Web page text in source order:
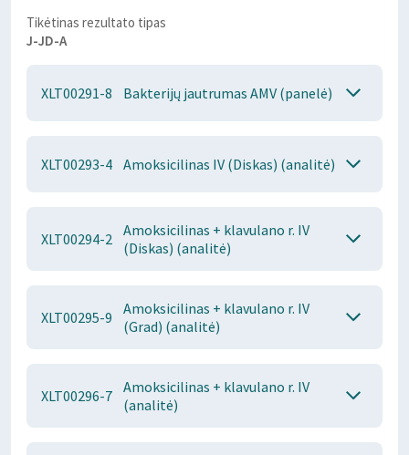
Tikėtinas rezultato tipas
J-JD-A
XLT00291-8 Bakterijų jautrumas AMV (panelė)
XLT00293-4 Amoksicilinas IV (Diskas) (analitė)
XLT00294-2 Amoksicilinas + klavulano r. IV
(Diskas) (analitė)
XLT00295-9
Amoksicilinas + klavulano r. IV
(Grad) (analitė)
XLT00296-7 Amoksicilinas + klavulano r. IV
(analitė)